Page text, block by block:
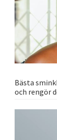
Bästa
och rengör